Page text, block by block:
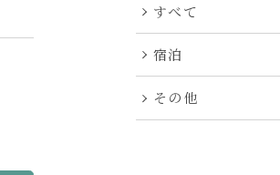
すべて
宿泊
その他